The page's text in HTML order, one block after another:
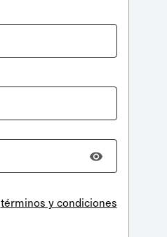
términos y condiciones